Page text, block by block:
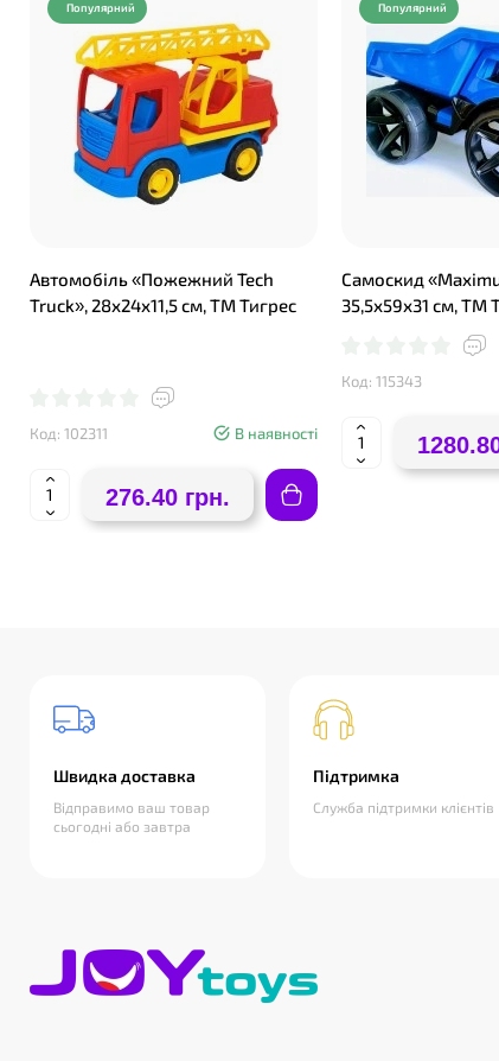
Популярний
Автомобіль «Пожежний Tech
Truck», 28х24х11,5 см, ТМ Тигрес
Код: 102311 В наявності
276.40 грн.
Популярний
Самоскид
35,5х59х31 см, ТМ
Код: 115343
Швидка доставка
Відправимо ваш товар
сьогодні або завтра
Підтримка
Служба підтримки клієнтів